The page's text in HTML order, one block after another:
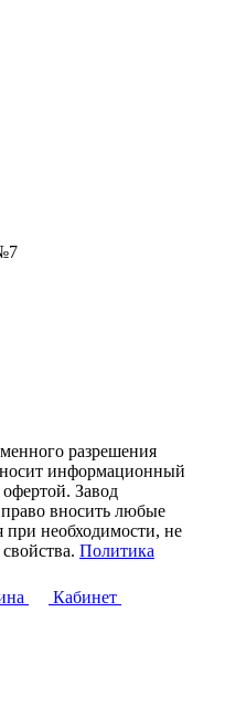
разрешения
информационный
Завод
право вносить любые
при необходимости, не
Политика
Кабинет